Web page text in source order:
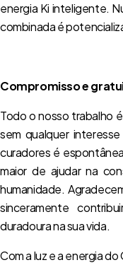
energia Ki inteligente.
combinada é
Compromisso e
Todo o nosso trabalho
sem qualquer
curadores é
maior de ajudar na
humanidade.
sinceramente
duradoura na sua vida.
Com a luz e a energia